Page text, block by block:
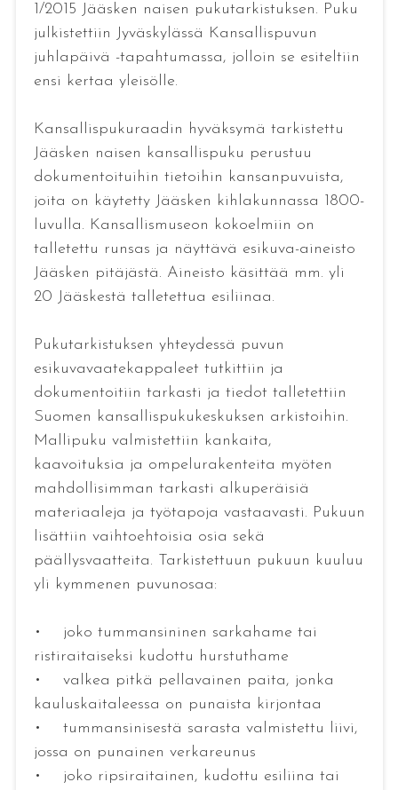
1/2015 Jääsken naisen pukutarkistuksen. Puku
julkistettiin Jyväskylässä Kansallispuvun
juhlapäivä -tapahtumassa, jolloin se esiteltiin
ensi kertaa yleisölle.
Kansallispukuraadin hyväksymä tarkistettu
Jääsken naisen kansallispuku perustuu
dokumentoituihin tietoihin kansanpuvuista,
joita on käytetty Jääsken kihlakunnassa 1800-
luvulla. Kansallismuseon kokoelmiin on
talletettu runsas ja näyttävä esikuva-aineisto
Jääsken pitäjästä. Aineisto käsittää mm. yli
20 Jääskestä talletettua esiliinaa.
Pukutarkistuksen yhteydessä puvun
esikuvavaatekappaleet tutkittiin ja
dokumentoitiin tarkasti ja tiedot talletettiin
Suomen kansallispukukeskuksen arkistoihin.
Mallipuku valmistettiin kankaita,
kaavoituksia ja ompelurakenteita myöten
mahdollisimman tarkasti alkuperäisiä
materiaaleja ja työtapoja vastaavasti. Pukuun
lisättiin vaihtoehtoisia osia sekä
päällysvaatteita. Tarkistettuun pukuun kuuluu
yli kymmenen puvunosaa:
• joko tummansininen sarkahame tai
ristiraitaiseksi kudottu hurstuthame
• valkea pitkä pellavainen paita, jonka
kauluskaitaleessa on punaista kirjontaa
• tummansinisestä sarasta valmistettu liivi,
jossa on punainen verkareunus
• joko ripsiraitainen, kudottu esiliina tai